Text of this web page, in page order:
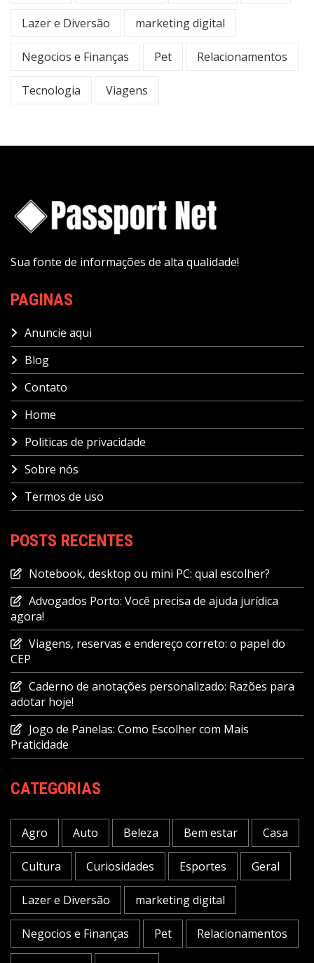
Lazer e Diversão marketing digital
Negocios e Finanças Pet Relacionamentos
Tecnologia Viagens
Sua fonte de informações de alta qualidade!
PAGINAS
Anuncie aqui
Blog
Contato
Home
Politicas de privacidade
Sobre nós
Termos de uso
POSTS RECENTES
Notebook, desktop ou mini PC: qual escolher?
Advogados Porto: Você precisa de ajuda jurídica
agora!
Viagens, reservas e endereço correto: o papel do
CEP
Caderno de anotações personalizado: Razões para
adotar hoje!
Jogo de Panelas: Como Escolher com Mais
Praticidade
CATEGORIAS
Agro Auto Beleza Bem estar Casa
Cultura Curiosidades Esportes Geral
Lazer e Diversão marketing digital
Negocios e Finanças Pet Relacionamentos